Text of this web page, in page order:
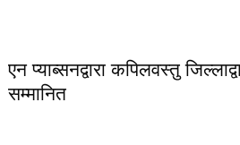
एन प्याब्सनद्वारा कपिलवस्तु
सम्मानित